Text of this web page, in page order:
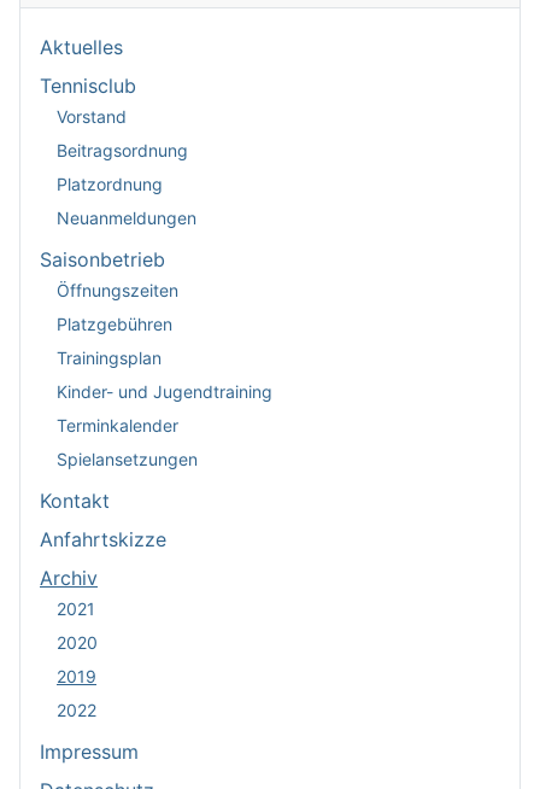
Aktuelles
Tennisclub
Vorstand
Beitragsordnung
Platzordnung
Neuanmeldungen
Saisonbetrieb
Öffnungszeiten
Platzgebühren
Trainingsplan
Kinder- und Jugendtraining
Terminkalender
Spielansetzungen
Kontakt
Anfahrtskizze
Archiv
2021
2020
2019
2022
Impressum